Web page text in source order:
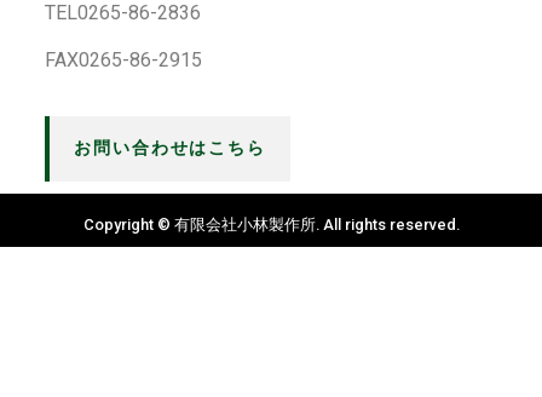
TEL0265-86-2836
FAX0265-86-2915
お問い合わせはこちら
Copyright © 有限会社小林製作所. All rights reserved.